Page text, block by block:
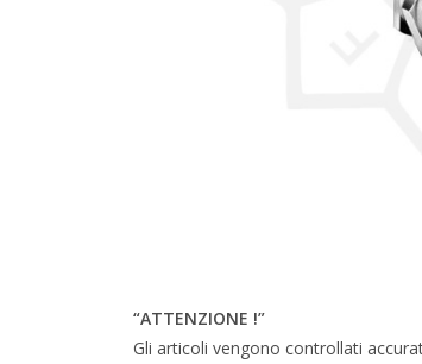
“ATTENZIONE !”
Gli articoli vengono controllati